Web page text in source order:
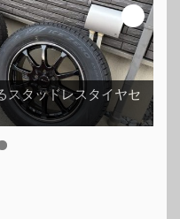
スタッドレスタイヤセ